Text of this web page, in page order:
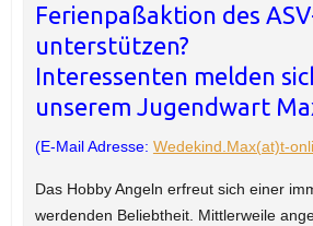
Ferienpaßaktion des
unterstützen?
Interessenten melden
unserem Jugendwart
(E-Mail Adresse: Wedekind.Max(at)t-
Das Hobby Angeln erfreut sich einer
werdenden Beliebtheit. Mittlerweile